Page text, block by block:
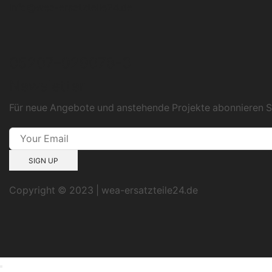
Für neue Angebote und anstehende Projekte abonnieren
Copyright © 2023 | wea-ersatzteile24.de